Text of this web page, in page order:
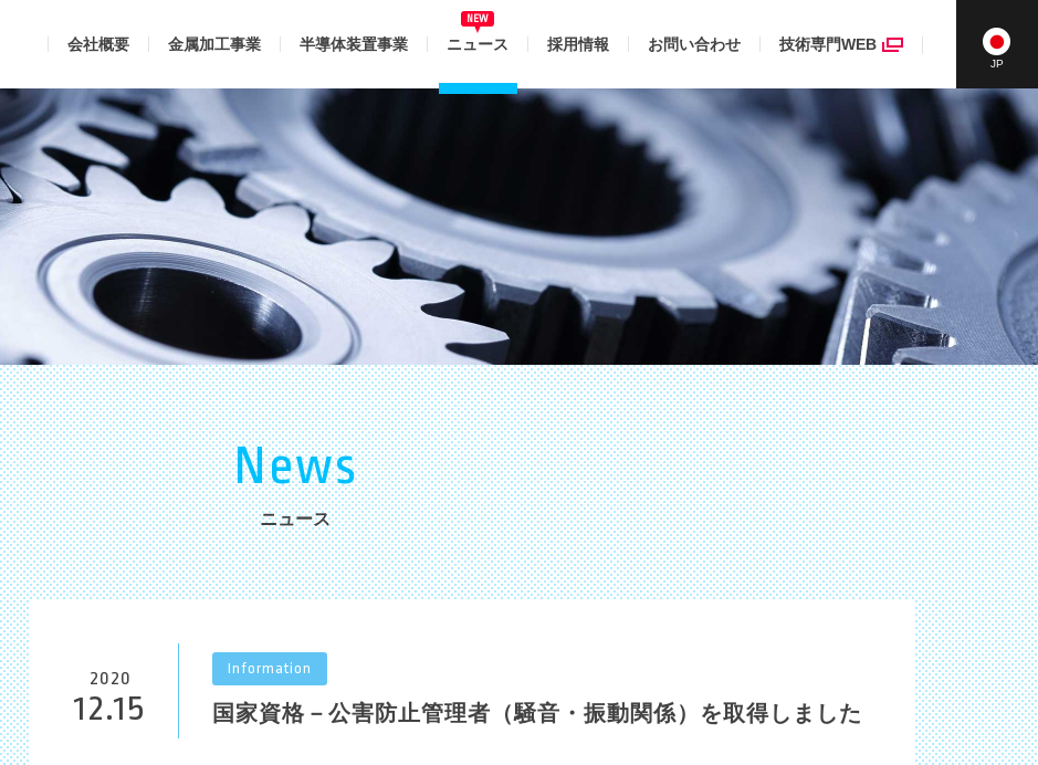
会社概要 金属加工事業 半導体装置事業 ニュース 採用情報 お問い合わせ 技術専門WEB
JP
JAPANESE
ENGLISH
CHINESE
News
ニュース
2020
12.15
Information
国家資格－公害防止管理者（騒音・振動関係）を取得しました